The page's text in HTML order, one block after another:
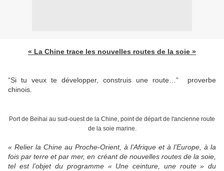
« La Chine trace les nouvelles routes de la soie »
“Si tu veux te développer, construis une route…” proverbe
chinois.
Port de Beihai au sud-ouest de la Chine, point de départ de l'ancienne route
de la soie marine.
« Relier la Chine au Proche-Orient, à l’Afrique et à l’Europe, à la
fois par terre et par mer, en créant de nouvelles routes de la soie,
tel est l’objet du programme « Une ceinture, une route » du